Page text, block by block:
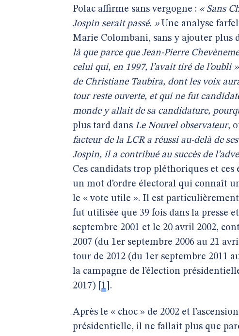
Polac affirme sans vergogne : « Sans
Jospin serait passé. »Une analyse
Marie Colombani, sans y ajouter plus
là que parce que Jean-Pierre
celui qui, en 1997, l’avait tiré de l’oubli »
de Christiane Taubira, dont les voix
tour reste ouverte, et qui ne fut
monde y allait de sa candidature,
plus tard dans Le Nouvel observateur,
facteur de la LCR a réussi au-delà de
Jospin, il a contribué au succès de
Ces candidats trop pléthoriques et
un mot d’ordre électoral qui connaît
le « vote utile ». Il est
fut utilisée que 39 fois dans la presse
septembre 2001 et le 20 avril 2002,
2007 (du 1er septembre 2006 au 21
tour de 2012 (du 1er septembre 2011
la campagne de l’élection
2017) 1 .
Après le « choc » de 2002 et
présidentielle, il ne fallait plus que